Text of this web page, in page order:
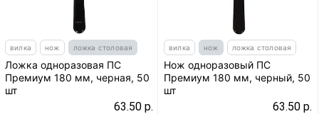
вилка нож ложка столовая
Ложка одноразовая ПС
Премиум 180 мм, черная, 50
шт
63.50 р.
вилка нож ложка столовая
Нож одноразовый ПС
Премиум 180 мм, черный, 50
шт
63.50 р.